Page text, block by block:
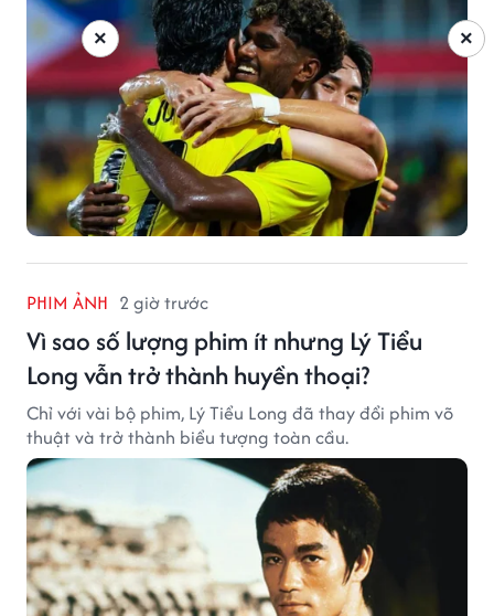
PHIM ẢNH 2 giờ trước
Vì sao số lượng phim ít nhưng Lý Tiểu
Long vẫn trở thành huyền thoại?
Chỉ với vài bộ phim, Lý Tiểu Long đã thay đổi phim võ
thuật và trở thành biểu tượng toàn cầu.
×
×